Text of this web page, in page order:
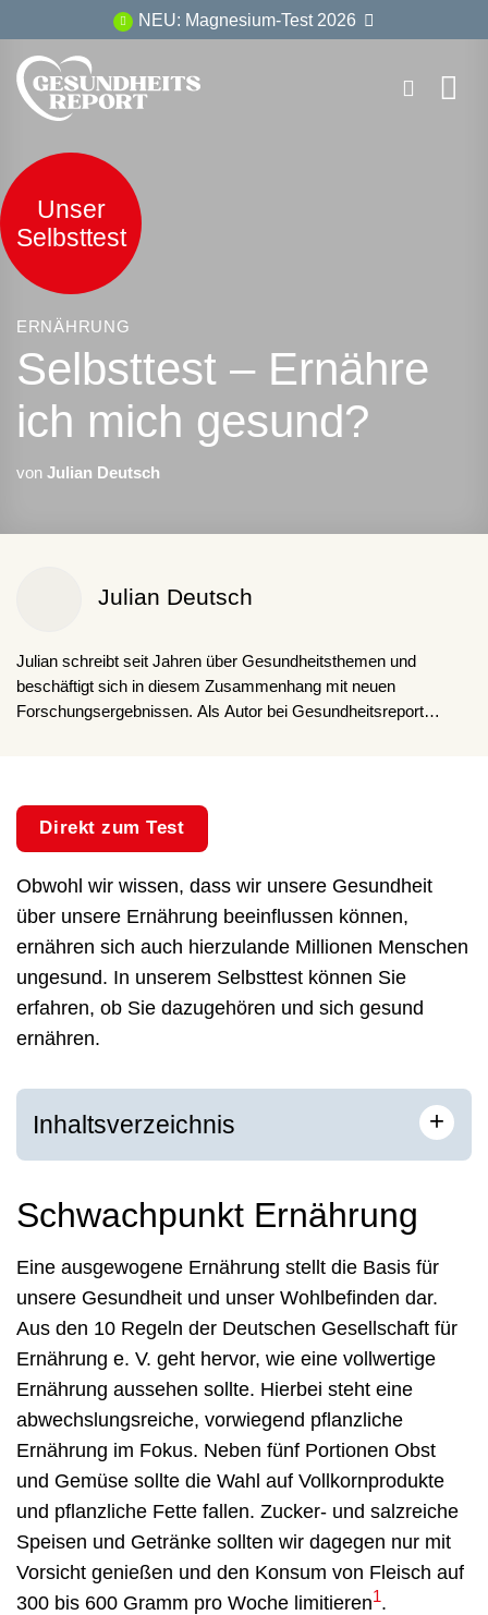
Inhalt
springen
NEU: Magnesium-Test 2026
ERNÄHRUNG
Selbsttest – Ernähre
ich mich gesund?
von Julian Deutsch
Unser
Selbsttest
Julian Deutsch
Julian schreibt seit Jahren über Gesundheitsthemen und
beschäftigt sich in diesem Zusammenhang mit neuen
Forschungsergebnissen. Als Autor bei Gesundheitsreport
Direkt zum Test
Obwohl wir wissen, dass wir unsere Gesundheit
über unsere Ernährung beeinflussen können,
ernähren sich auch hierzulande Millionen Menschen
ungesund. In unserem Selbsttest können Sie
erfahren, ob Sie dazugehören und sich gesund
ernähren.
Inhaltsverzeichnis +
Schwachpunkt Ernährung
Eine ausgewogene Ernährung stellt die Basis für
unsere Gesundheit und unser Wohlbefinden dar.
Aus den 10 Regeln der Deutschen Gesellschaft für
Ernährung e. V. geht hervor, wie eine vollwertige
Ernährung aussehen sollte. Hierbei steht eine
abwechslungsreiche, vorwiegend pflanzliche
Ernährung im Fokus. Neben fünf Portionen Obst
und Gemüse sollte die Wahl auf Vollkornprodukte
und pflanzliche Fette fallen. Zucker- und salzreiche
Speisen und Getränke sollten wir dagegen nur mit
Vorsicht genießen und den Konsum von Fleisch auf
300 bis 600 Gramm pro Woche limitieren1.